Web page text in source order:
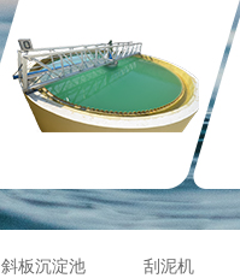
斜板沉淀池 刮泥机